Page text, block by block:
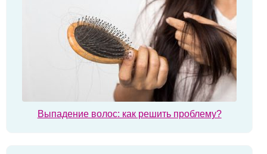
Выпадение волос: как решить проблему?